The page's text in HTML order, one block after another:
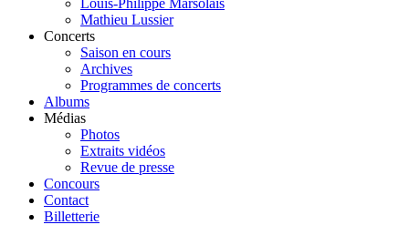
Louis-Philippe Marsolais
Mathieu Lussier
Concerts
Saison en cours
Archives
Programmes de concerts
Albums
Médias
Photos
Extraits vidéos
Revue de presse
Concours
Contact
Billetterie